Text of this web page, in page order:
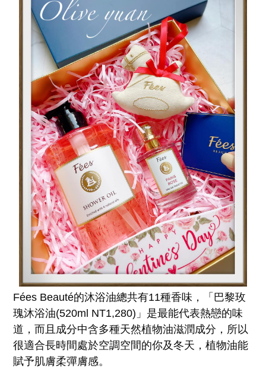
Fées Beauté的沐浴油總共有11種香味，「巴黎玫
瑰沐浴油(520ml NT1,280)」是最能代表熱戀的味
道，而且成分中含多種天然植物油滋潤成分，所以
很適合長時間處於空調空間的你及冬天，植物油能
賦予肌膚柔彈膚感。